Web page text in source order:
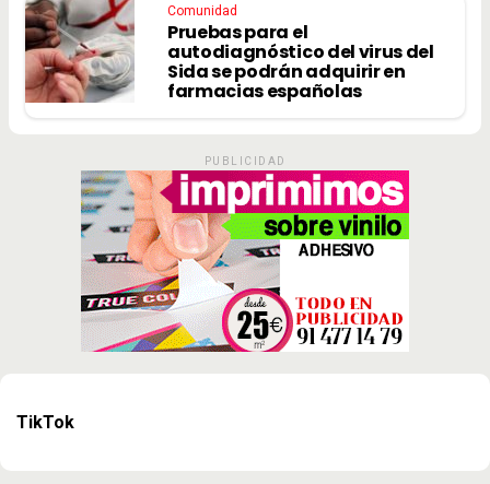
Comunidad
Pruebas para el
autodiagnóstico del virus del
Sida se podrán adquirir en
farmacias españolas
PUBLICIDAD
TikTok